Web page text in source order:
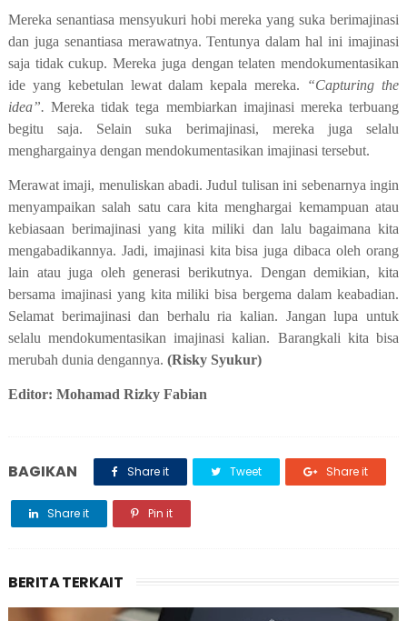
Mereka senantiasa mensyukuri hobi mereka yang suka berimajinasi
dan juga senantiasa merawatnya. Tentunya dalam hal ini imajinasi
saja tidak cukup. Mereka juga dengan telaten mendokumentasikan
ide yang kebetulan lewat dalam kepala mereka.
“Capturing the
idea”. Mereka tidak tega membiarkan imajinasi mereka terbuang
begitu saja. Selain suka berimajinasi, mereka juga selalu
menghargainya dengan mendokumentasikan imajinasi tersebut.
Merawat imaji, menuliskan abadi. Judul tulisan ini sebenarnya ingin
menyampaikan salah satu cara kita menghargai kemampuan atau
kebiasaan berimajinasi yang kita miliki dan lalu bagaimana kita
mengabadikannya. Jadi, imajinasi kita bisa juga dibaca oleh orang
lain atau juga oleh generasi berikutnya. Dengan demikian, kita
bersama imajinasi yang kita miliki bisa bergema dalam keabadian.
Selamat berimajinasi dan berhalu ria kalian. Jangan lupa untuk
selalu mendokumentasikan imajinasi kalian. Barangkali kita bisa
merubah dunia dengannya. (Risky Syukur)
Editor: Mohamad Rizky Fabian
BAGIKAN Share it Tweet Share it
Share it Pin it
BERITA TERKAIT